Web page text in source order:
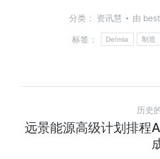
分类： 资讯慧 由
标签：
Delmia 制造
历史
远景能源高级计划排程